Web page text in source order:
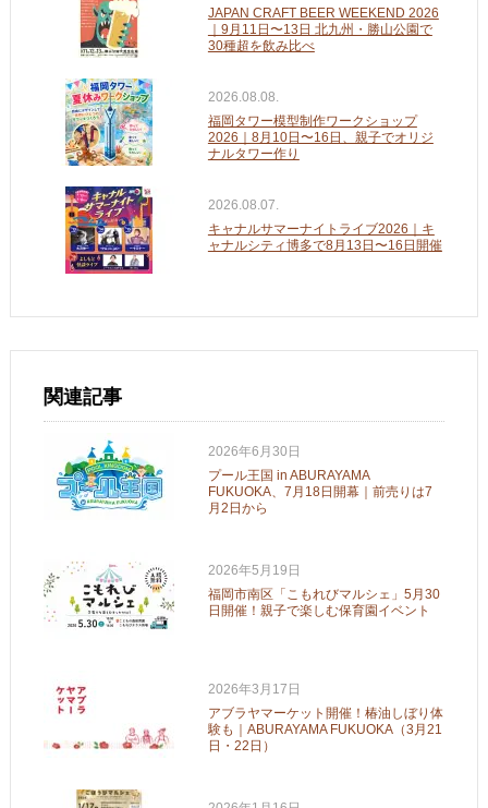
JAPAN CRAFT BEER WEEKEND 2026
｜9月11日〜13日 北九州・勝山公園で
30種超を飲み比べ
2026.08.08.
福岡タワー模型制作ワークショップ
2026｜8月10日〜16日、親子でオリジ
ナルタワー作り
2026.08.07.
キャナルサマーナイトライブ2026｜キ
ャナルシティ博多で8月13日〜16日開催
関連記事
2026年6月30日
プール王国 in ABURAYAMA
FUKUOKA、7月18日開幕｜前売りは7
月2日から
2026年5月19日
福岡市南区「こもれびマルシェ」5月30
日開催！親子で楽しむ保育園イベント
2026年3月17日
アブラヤマーケット開催！椿油しぼり体
験も｜ABURAYAMA FUKUOKA（3月21
日・22日）